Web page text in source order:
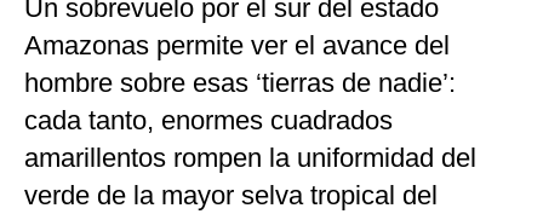
Un sobrevuelo por el sur del estado
Amazonas permite ver el avance del
hombre sobre esas ‘tierras de nadie’:
cada tanto, enormes cuadrados
amarillentos rompen la uniformidad del
verde de la mayor selva tropical del